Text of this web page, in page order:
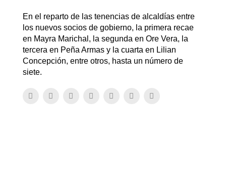
En el reparto de las tenencias de alcaldías entre
los nuevos socios de gobierno, la primera recae
en Mayra Marichal, la segunda en Ore Vera, la
tercera en Peña Armas y la cuarta en Lilian
Concepción, entre otros, hasta un número de
siete.